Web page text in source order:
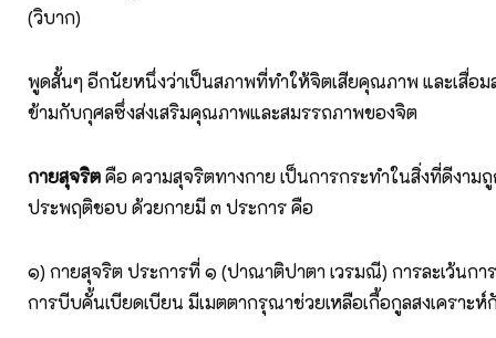
(วิบาก)
พูดสั้นๆ อีกนัยหนึ่งว่าเป็นสภาพที่ทำให้จิตเสียคุณภาพ และเสื่อม
ข้ามกับกุศลซึ่งส่งเสริมคุณภาพและสมรรถภาพของจิต
กายสุจริตคือ ความสุจริตทางกาย เป็นการกระทำในสิ่งที่ดีงาม
ประพฤติชอบ ด้วยกายมี ๓ ประการ คือ
๑) กายสุจริต ประการที่ ๑ (ปาณาติปาตา เวรมณี) การละเว้นกา
การบีบคั้นเบียดเบียน มีเมตตากรุณาช่วยเหลือเกื้อกูลสงเคราะห์